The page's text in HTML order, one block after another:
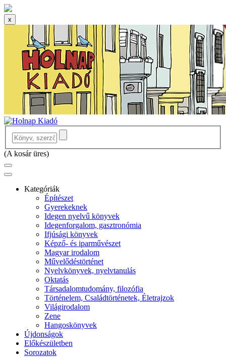
x
(A kosár üres)
Kategóriák
Építészet
Gyerekeknek
Idegen nyelvű könyvek
Idegenforgalom, gasztronómia
Ifjúsági könyvek
Képző- és iparművészet
Magyar irodalom
Művelődéstörténet
Nyelvkönyvek, nyelvtanulás
Oktatás
Társadalomtudomány, filozófia
Történelem, Családtörténetek, Életrajzok
Világirodalom
Zene
Hangoskönyvek
Újdonságok
Előkészületben
Sorozatok